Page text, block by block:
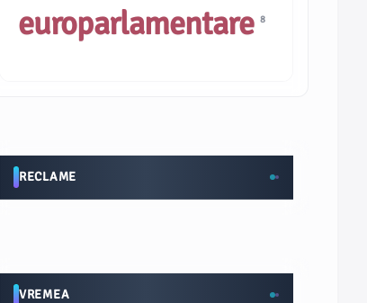
europarlamentare 8
RECLAME
VREMEA